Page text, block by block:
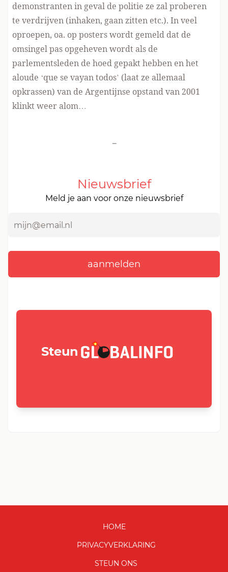
demonstranten in geval de politie ze zal proberen
te verdrijven (inhaken, gaan zitten etc.). In veel
oproepen, oa. op posters wordt gemeld dat de
omsingel pas opgeheven wordt als de
parlementsleden de hoed gepakt hebben en het
aloude ‘que se vayan todos’ (laat ze allemaal
opkrassen) van de Argentijnse opstand van 2001
klinkt weer alom…
-
Nieuwsbrief
Meld je aan voor onze nieuwsbrief
Steun GLOBALINFO.nl
HOME
PRIVACYVERKLARING
STEUN ONS